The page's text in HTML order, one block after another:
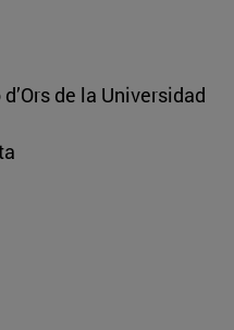
de la Universidad